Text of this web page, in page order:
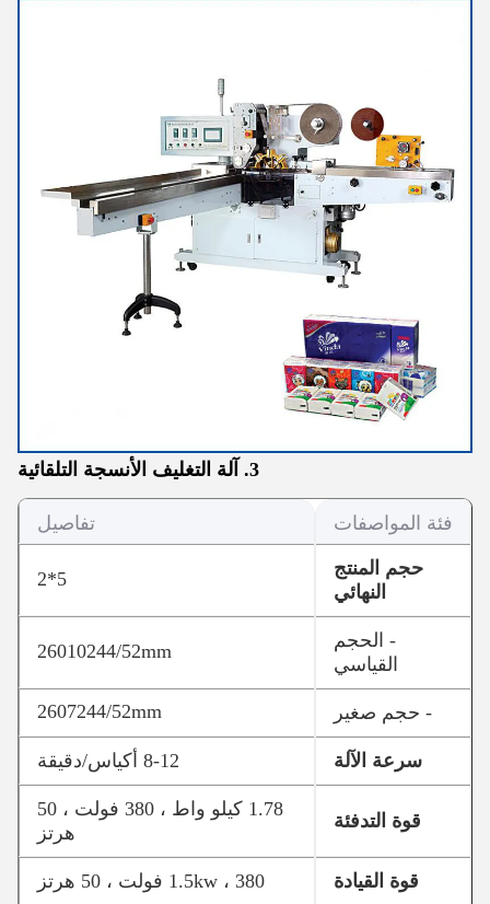
3. آلة التغليف الأنسجة التلقائية
فئة المواصفات تفاصيل
حجم المنتج
النهائي
5*2
- الحجم
القياسي
26010244/52mm
- حجم صغير 2607244/52mm
سرعة الآلة 8-12 أكياس/دقيقة
قوة التدفئة
1.78 كيلو واط ، 380 فولت ، 50
هرتز
قوة القيادة 1.5kw ، 380 فولت ، 50 هرتز